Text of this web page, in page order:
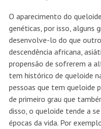
O aparecimento do
genéticas, por isso, alguns
desenvolve-lo do que
descendência africana,
propensão de sofrerem a
tem histórico de queloide
pessoas que tem queloide
de primeiro grau que
disso, o queloide tende a
épocas da vida. Por